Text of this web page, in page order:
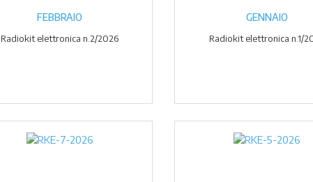
FEBBRAIO
Radiokit elettronica n.2/2026
GENNAIO
Radiokit elettronica n.1/